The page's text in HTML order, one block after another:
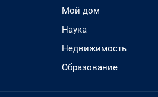
Мой дом
Наука
Недвижимость
Образование